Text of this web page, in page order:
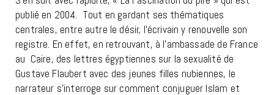
publié en 2004. Tout en gardant ses thématiques
centrales, entre autre le désir, l’écrivain y renouvelle son
registre. En effet, en retrouvant, à l’ambassade de France
au Caire, des lettres égyptiennes sur la sexualité de
Gustave Flaubert avec des jeunes filles nubiennes, le
narrateur s’interroge sur comment conjuguer Islam et